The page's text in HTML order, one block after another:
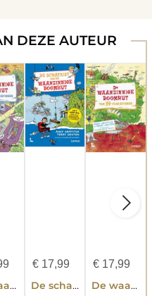
DEZE AUTEUR
De waanzinnige boomhut van 117 verdiepingen
€ 17,99
De schatkist van de waanzinnige boomhut
€ 17,99
De waanzinnige boomhut van 39 verdiepingen